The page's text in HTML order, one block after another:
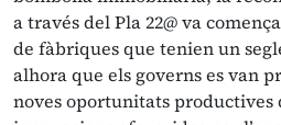
a través del Pla 22@ va
de fàbriques que tenien un
alhora que els governs es van
noves oportunitats productives